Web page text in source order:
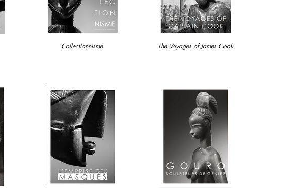
Collectionnisme The Voyages of James Cook